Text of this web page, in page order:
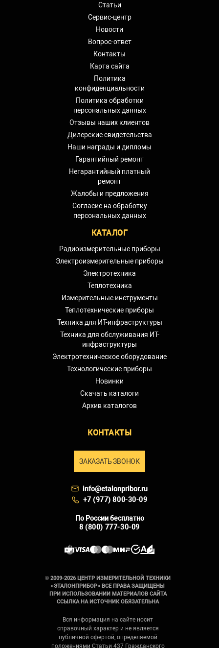
Статьи
Сервис-центр
Новости
Вопрос-ответ
Контакты
Карта сайта
Политика
конфиденциальности
Политика обработки
персональных данных
Отзывы наших клиентов
Дилерские свидетельства
Наши награды и дипломы
Гарантийный ремонт
Негарантийный платный
ремонт
Жалобы и предложения
Согласие на обработку
персональных данных
КАТАЛОГ
Радиоизмерительные приборы
Электроизмерительные приборы
Электротехника
Теплотехника
Измерительные инструменты
Теплотехнические приборы
Техника для ИТ-инфраструктуры
Техника для обслуживания ИТ-
инфраструктуры
Электротехническое оборудование
Технологические приборы
Новинки
Скачать каталоги
Архив каталогов
КОНТАКТЫ
ЗАКАЗАТЬ ЗВОНОК
info@etalonpribor.ru
+7 (977) 800-30-09
По России бесплатно
8 (800) 777-30-09
© 2009-2026 ЦЕНТР ИЗМЕРИТЕЛЬНОЙ ТЕХНИКИ
«ЭТАЛОНПРИБОР» ВСЕ ПРАВА ЗАЩИЩЕНЫ
ПРИ ИСПОЛЬЗОВАНИИ МАТЕРИАЛОВ САЙТА
ССЫЛКА НА ИСТОЧНИК ОБЯЗАТЕЛЬНА
Вся информация на сайте носит
справочный характер и не является
публичной офертой, определяемой
положениями Статьи 437 Гражданского